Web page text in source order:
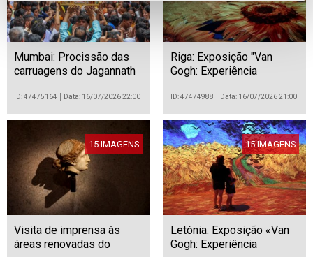
Mumbai: Procissão das
carruagens do Jagannath
ID: 47475164 Data: 16/07/2026 22:00
Riga: Exposição "Van
Gogh: Experiência
ID: 47474988 Data: 16/07/2026 21:00
15 IMAGENS
Visita de imprensa às
áreas renovadas do
15 IMAGENS
Letónia: Exposição «Van
Gogh: Experiência